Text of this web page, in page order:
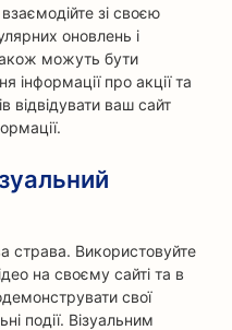
зі своєю
оновлень і
можуть бути
про акції та
відвідувати ваш сайт
страва. Використовуйте
на своєму сайті та в
свої
події. Візуальним